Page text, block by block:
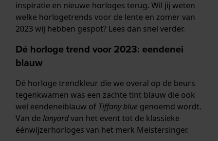
inspiratie en nieuwe horloges terug. Wil jij weten
welke horlogetrends voor de lente en zomer van
2023 wij hebben gespot? Lees dan snel verder.
Dé horloge trend voor 2023: eendenei
blauw
Dé horloge trendkleur die we overal op de beurs
tegenkwamen was een zachte tint blauw die ook
wel eendeneiblauw of Tiffany blue genoemd wordt.
Van de lanyardvan het event tot de klassieke
éénwijzerhorloges van het merk Meistersinger.